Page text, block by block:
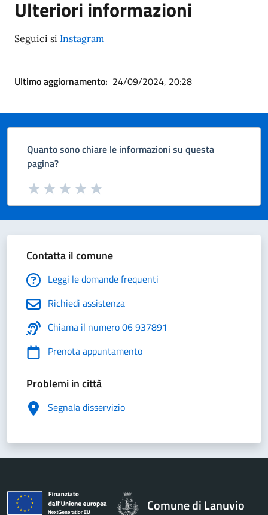
Ulteriori informazioni
Seguici si Instagram
Ultimo aggiornamento: 24/09/2024, 20:28
Quanto sono chiare le informazioni su questa
pagina?
Valuta da 1 a 5 stelle la pagina
Valuta 5 stelle su 5
Valuta 4 stelle su 5
Valuta 3 stelle su 5
Valuta 2 stelle su 5
Valuta 1 stelle su 5
Contatta il comune
Leggi le domande frequenti
Richiedi assistenza
Chiama il numero 06 937891
Prenota appuntamento
Problemi in città
Segnala disservizio
Comune di Lanuvio